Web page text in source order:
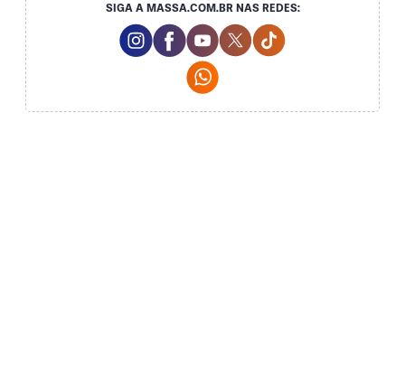
SIGA A MASSA.COM.BR NAS REDES:
Instagram Social Media
Facebook Social Media
Youtube Social Media
Twitter Social Media
Tiktok Social